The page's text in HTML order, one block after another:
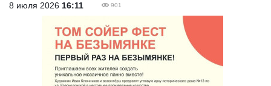
8 июля 2026 16:11 901